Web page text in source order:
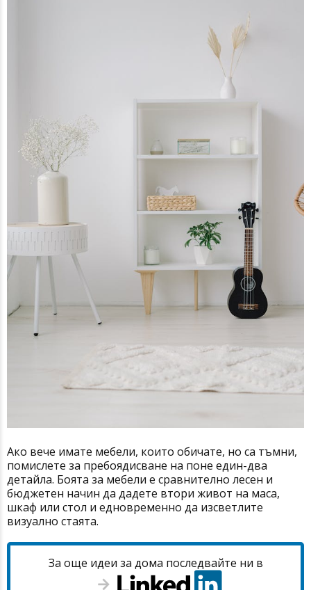
Ако вече имате мебели, които обичате, но са тъмни,
помислете за пребоядисване на поне един-два
детайла. Боята за мебели е сравнително лесен и
бюджетен начин да дадете втори живот на маса,
шкаф или стол и едновременно да изсветлите
визуално стаята.
За още идеи за дома последвайте ни в